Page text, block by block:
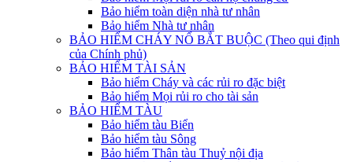
Bảo hiểm toàn diện nhà tư nhân
Bảo hiểm Nhà tư nhân
BẢO HIỂM CHÁY NỔ BẮT BUỘC (Theo qui định
của Chính phủ)
BẢO HIỂM TÀI SẢN
Bảo hiểm Cháy và các rủi ro đặc biệt
Bảo hiểm Mọi rủi ro cho tài sản
BẢO HIỂM TÀU
Bảo hiểm tàu Biển
Bảo hiểm tàu Sông
Bảo hiểm Thân tàu Thuỷ nội địa